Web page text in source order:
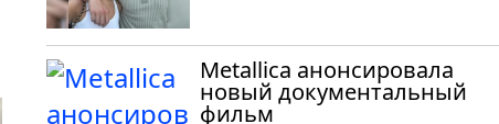
Metallica анонсировала
новый документальный
фильм